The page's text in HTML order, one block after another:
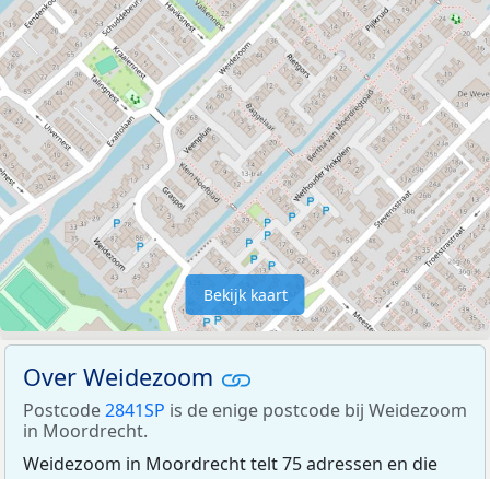
Bekijk kaart
Over Weidezoom
Postcode2841SP is de enige postcode bij Weidezoom
in Moordrecht.
Weidezoom in Moordrecht telt 75 adressen en die